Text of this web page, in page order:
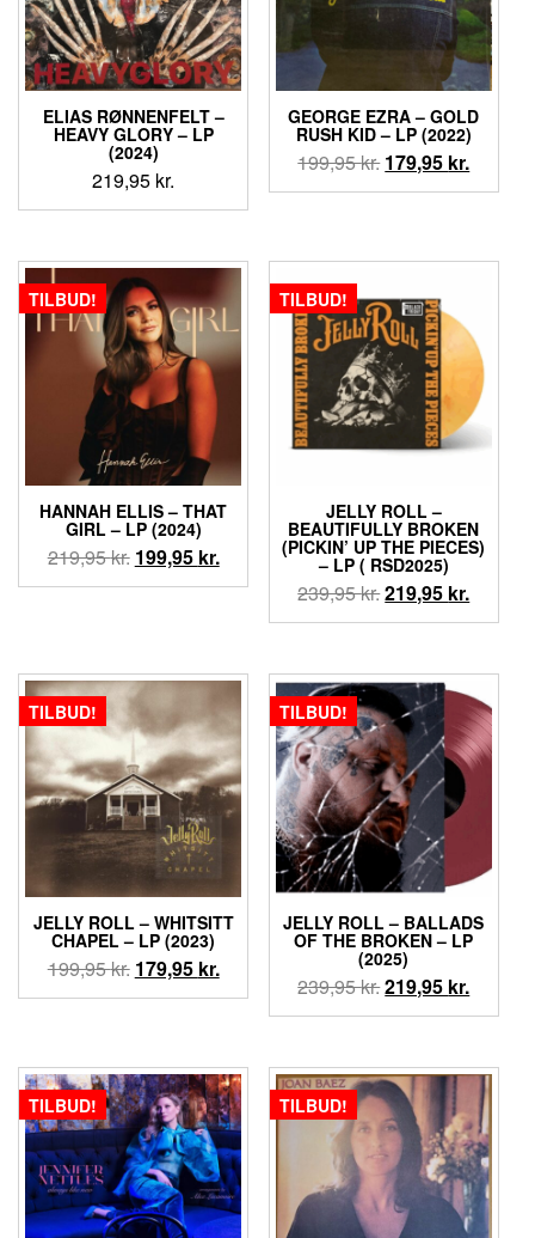
ELIAS RØNNENFELT –
HEAVY GLORY – LP
(2024)
219,95 kr.
GEORGE EZRA – GOLD
RUSH KID – LP (2022)
199,95kr. Den
oprindelige
199,95 kr..
179,95 kr.Den
aktuelle
179,95
TILBUD!
HANNAH ELLIS – THAT
GIRL – LP (2024)
219,95kr. Den
oprindelige
199,95 kr.Den
aktuelle
TILBUD!
JELLY ROLL –
BEAUTIFULLY BROKEN
(PICKIN’ UP THE PIECES)
– LP ( RSD2025)
239,95kr.Den
oprindelige
var:
239,95 kr..
219,95 kr.Den
aktuelle
er:
219,95
TILBUD!
JELLY ROLL – WHITSITT
CHAPEL – LP (2023)
199,95kr. Den
oprindelige
199,95 kr..
179,95 kr.Den
aktuelle
179,95 kr..
TILBUD!
JELLY ROLL – BALLADS
OF THE BROKEN – LP
(2025)
239,95kr.Den
oprindelige
var:
239,95 kr..
219,95 kr.Den
aktuelle
er:
219,95
TILBUD! TILBUD!